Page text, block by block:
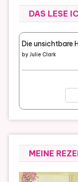
DAS LESE
Die unsichtbare
byJulie Clark
MEINE